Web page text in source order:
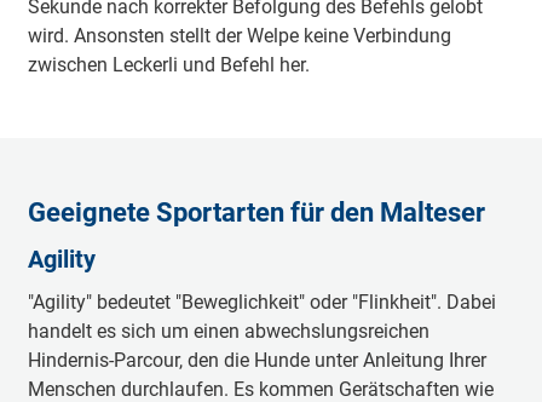
Sekunde nach korrekter Befolgung des Befehls gelobt
wird. Ansonsten stellt der Welpe keine Verbindung
zwischen Leckerli und Befehl her.
Geeignete Sportarten für den Malteser
Agility
"Agility" bedeutet "Beweglichkeit" oder "Flinkheit". Dabei
handelt es sich um einen abwechslungsreichen
Hindernis-Parcour, den die Hunde unter Anleitung Ihrer
Menschen durchlaufen. Es kommen Gerätschaften wie